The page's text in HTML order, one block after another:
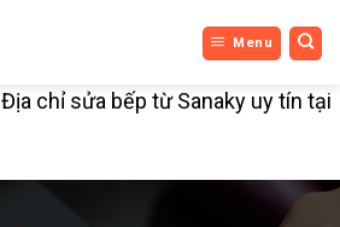
Menu
Địa chỉ sửa bếp từ Sanaky uy tín tại